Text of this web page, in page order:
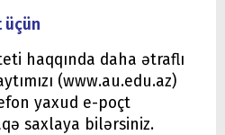
üçün
haqqında daha ətraflı
(www.au.edu.az)
yaxud e-poçt
saxlaya bilərsiniz.